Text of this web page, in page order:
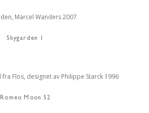
Skygarden 1
Romeo Moon S2